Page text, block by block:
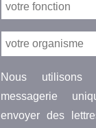
Nous utilisons
messagerie
envoyer des